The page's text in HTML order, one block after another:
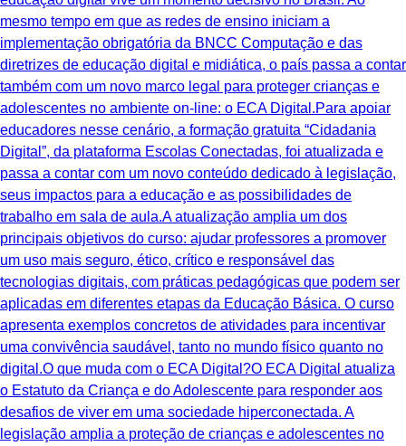
mesmo tempo em que as redes de ensino iniciam a
implementação obrigatória da BNCC Computação e das
diretrizes de educação digital e midiática, o país passa a contar
também com um novo marco legal para proteger crianças e
adolescentes no ambiente on-line: o ECA Digital.Para apoiar
educadores nesse cenário, a formação gratuita “Cidadania
Digital”, da plataforma Escolas Conectadas, foi atualizada e
passa a contar com um novo conteúdo dedicado à legislação,
seus impactos para a educação e as possibilidades de
trabalho em sala de aula.A atualização amplia um dos
principais objetivos do curso: ajudar professores a promover
um uso mais seguro, ético, crítico e responsável das
tecnologias digitais, com práticas pedagógicas que podem ser
aplicadas em diferentes etapas da Educação Básica. O curso
apresenta exemplos concretos de atividades para incentivar
uma convivência saudável, tanto no mundo físico quanto no
digital.O que muda com o ECA Digital?O ECA Digital atualiza
o Estatuto da Criança e do Adolescente para responder aos
desafios de viver em uma sociedade hiperconectada. A
legislação amplia a proteção de crianças e adolescentes no